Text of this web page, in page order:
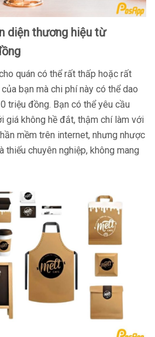
diện thương hiệu từ
quán có thể rất thấp hoặc rất
bạn mà chi phí này có thể dao
triệu đồng. Bạn có thể yêu cầu
giá không hề đắt, thậm chí làm với
mềm trên internet, nhưng nhược
thiếu chuyên nghiệp, không mang